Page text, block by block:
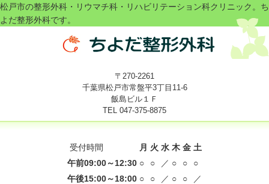
松戸市の整形外科・リウマチ科・リハビリテーション科クリニック。ち
よだ整形外科です。
〒270-2261
千葉県松戸市常盤平3丁目11-6
飯島ビル１Ｆ
TEL 047-375-8875
受付時間 月 火 水 木 金 土
午前09:00～12:30 ○ ○ ／ ○ ○
○
午後15:00～18:00 ○ ○ ／ ○ ○ ／